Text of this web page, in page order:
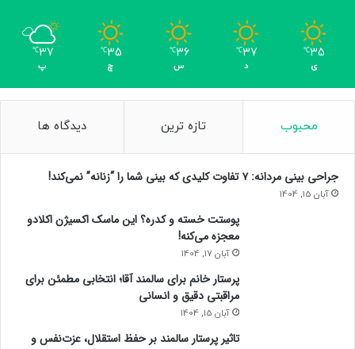
35
℃
ی
37
℃
د
36
℃
س
35
℃
چ
37
℃
پ
محبوب تازه ترین دیدگاه ها
جراحی بینی مردانه: ۷ تفاوت کلیدی که بینی شما را “زنانه” نمی‌کند!
آبان 15, 1404
پوستت خسته و کدره؟ این ماسک اکسیژن اکلادو
معجزه می‌کنه!
آبان 17, 1404
پرستار خانم برای سالمند آقا؛ انتخابی مطمئن برای
مراقبتی دقیق و انسانی
آبان 15, 1404
تاثیر پرستار سالمند بر حفظ استقلال، عزت‌نفس و